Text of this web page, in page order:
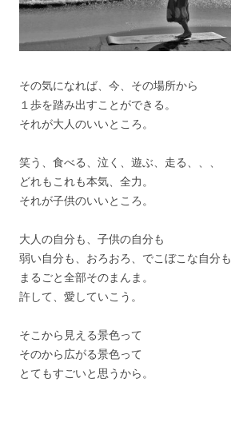
その気になれば、今、その場所から
１歩を踏み出すことができる。
それが大人のいいところ。
笑う、食べる、泣く、遊ぶ、走る、、、
どれもこれも本気、全力。
それが子供のいいところ。
大人の自分も、子供の自分も
弱い自分も、おろおろ、でこぼこな自分も
まるごと全部そのまんま。
許して、愛していこう。
そこから見える景色って
そのから広がる景色って
とてもすごいと思うから。